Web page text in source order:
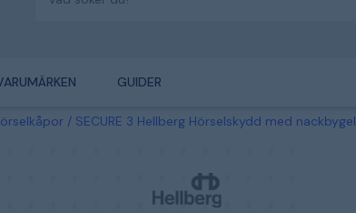
GUIDER
SECURE 3 Hellberg Hörselskydd med nackbygel